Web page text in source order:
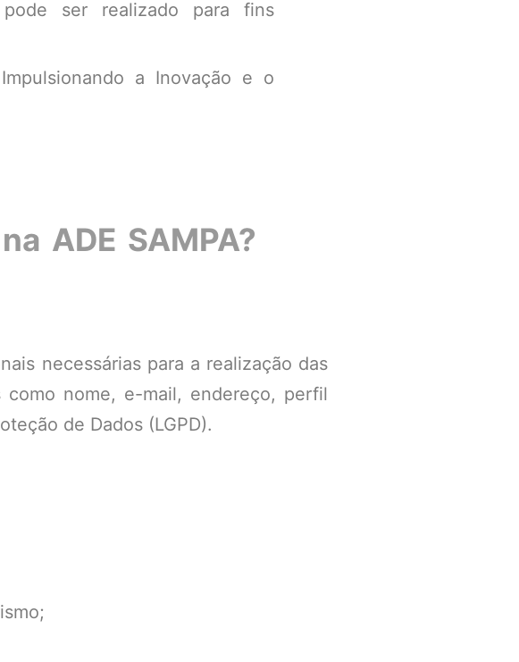
ser realizado para fins
a Inovação e o
ADE SAMPA?
necessárias para a realização das
nome, e-mail, endereço, perfil
de Dados (LGPD).